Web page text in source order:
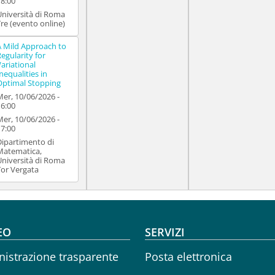
di Roma
(evento online)
Mild Approach to
for
in
Stopping
10/06/2026 -
10/06/2026 -
di
di Roma
Vergata
menu
trasparente
SERVIZI
Posta elettronica